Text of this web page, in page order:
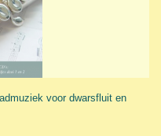
voor dwarsfluit en